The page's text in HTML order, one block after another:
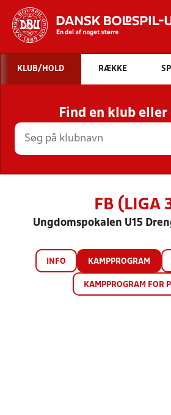
STILLINGER,
HOLD
KLUB/HOLD RÆKKE
Find en klub eller
FB (LIGA
Ungdomspokalen U15
INFO KAMPPROGRAM
KAMPPROGRAM FOR